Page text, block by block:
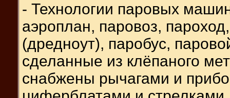
- Технологии паровых
аэроплан, паровоз,
(дредноут), паробус,
сделанные из клёпаного
снабжены рычагами и